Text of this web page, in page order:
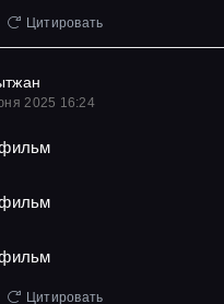
Цитировать
2025 16:24
Цитировать